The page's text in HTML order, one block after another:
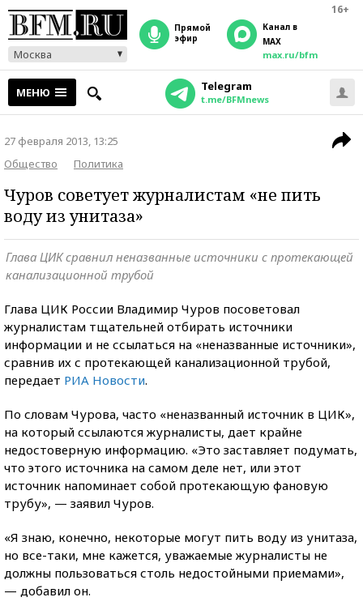
16+
Москва
прямой
эфир
Канал в
MAX
max.ru/bfm
МЕНЮ Telegram
t.me/BFMnews
27 февраля 2013, 13:25
Общество
Политика
Чуров советует журналистам «не пить
воду из унитаза»
Глава ЦИК сравнил неназванные источники с протекающей
канализационной трубой
Глава ЦИК России Владимир Чуров посоветовал
журналистам тщательней отбирать источники
информации и не ссылаться на «неназванные источники»,
сравнив их с протекающей канализационной трубой,
передает РИА Новости.
По словам Чурова, часто «неназванный источник в ЦИК»,
на который ссылаются журналисты, дает крайне
недостоверную информацию. «Это заставляет подумать,
что этого источника на самом деле нет, или этот
источник напоминает собой протекающую фановую
трубу», — заявил Чуров.
«Я знаю, конечно, некоторые могут пить воду из унитаза,
но все-таки, мне кажется, уважаемые журналисты не
должны пользоваться столь недостойными приемами»,
— добавил он.